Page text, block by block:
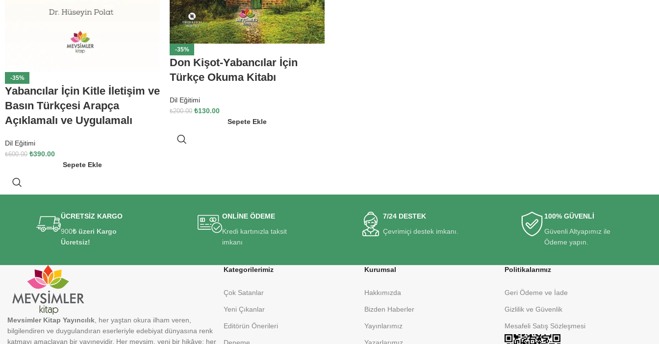
-35%
Yabancılar İçin Kitle İletişim ve
Basın Türkçesi Arapça
Açıklamalı ve Uygulamalı
Dil Eğitimi
₺600.00 ₺390.00
Sepete Ekle
-35%
Don Kişot-Yabancılar İçin
Türkçe Okuma Kitabı
Dil Eğitimi
₺200.00 ₺130.00
Sepete Ekle
ÜCRETSİZ KARGO
900₺ üzeri Kargo
Ücretsiz!
ONLİNE ÖDEME
Kredi kartınızla taksit
imkanı
7/24 DESTEK
Çevrimiçi destek imkanı.
100% GÜVENLİ
Güvenli Altyapımız ile
Ödeme yapın.
Kategorilerimiz
Çok Satanlar
Yeni Çıkanlar
Editörün Önerileri
Deneme
Kurumsal
Hakkımızda
Bizden Haberler
Yayınlarımız
Yazarlarımız
Politikalarımız
Geri Ödeme ve İade
Gizlilik ve Güvenlik
Mesafeli Satış Sözleşmesi
Mevsimler Kitap Yayıncılık , her yaştan okura ilham veren,
bilgilendiren ve duygulandıran eserleriyle edebiyat dünyasına renk
katmayı amaçlayan bir yayınevidir. Her mevsim, yeni bir hikâye; her